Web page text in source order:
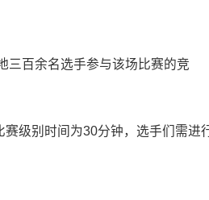
三百余名选手参与该场比赛的竞
赛级别时间为30分钟，选手们需进